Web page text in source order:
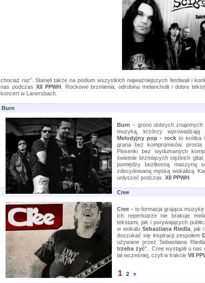
chociaż raz". Stanęli także na podium wszystkich najważniejszych festiwali i
nas podczas XII PPWH. Rockowe brzmienia, odrobina melancholii i dobre
koncert w Lanersbach.
Burn
Burn – grono dobrych
muzyką, krzórzy
Melodyjny pop - rock to krótka
grana bez kompromisów,
Piosenki bez wydumanych
świetnie brzmiących ciężkich
pomiędzy bezlitosną maszyną
zdecydowaną męską wokalizą.
usłyszeć podczas XII PPWH
Cree
Cree – to formacja grająca
ich repertuarze nie brakuje
tekstami, jak i porywających
w wokalu Sebastiana Riedla, jak i
doszukać się inspiracji zespołem
używane przez Sebastiana
trzeba żyć". Cree wystąpili u nas
lat wcześniej, czyli w trakcie VII
1 2 »